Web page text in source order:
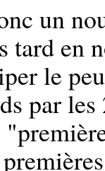
un
tard en
le
par